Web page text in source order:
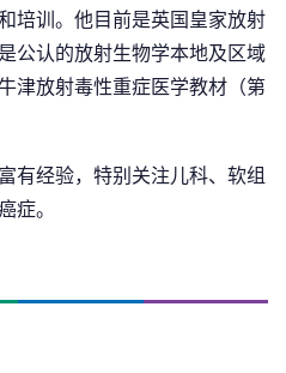
培训。他目前是英国皇家放射
公认的放射生物学本地及区域
津放射毒性重症医学教材（第
有经验，特别关注儿科、软组
症。